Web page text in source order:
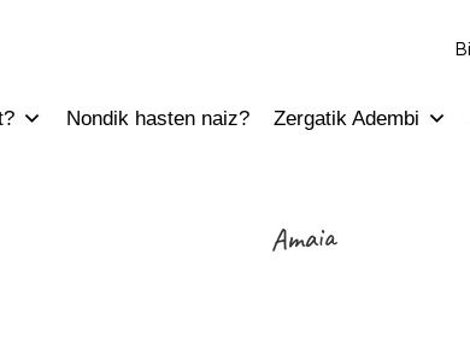
Nondik hasten naiz? Zergatik Adembi
Amaia